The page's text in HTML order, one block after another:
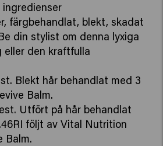
färgbehandlat, blekt, skadat
din stylist om denna lyxiga
eller den kraftfulla
Blekt hår behandlat med 3
Balm.
Utfört på hår behandlat
följt av Vital Nutrition
Balm.